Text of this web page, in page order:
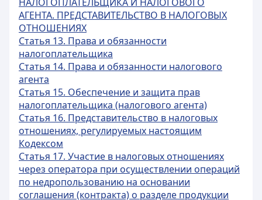
АГЕНТА. ПРЕДСТАВИТЕЛЬСТВО В НАЛОГОВЫХ
ОТНОШЕНИЯХ
Статья 13. Права и обязанности
налогоплательщика
Статья 14. Права и обязанности налогового
агента
Статья 15. Обеспечение и защита прав
налогоплательщика (налогового агента)
Статья 16. Представительство в налоговых
отношениях, регулируемых настоящим
Кодексом
Статья 17. Участие в налоговых отношениях
через оператора при осуществлении операций
по недропользованию на основании
соглашения (контракта) о разделе продукции